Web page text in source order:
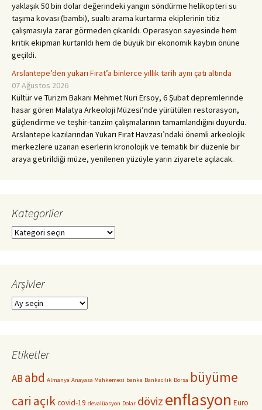
yaklaşık 50 bin dolar değerindeki yangın söndürme helikopteri su
taşıma kovası (bambi), sualtı arama kurtarma ekiplerinin titiz
çalışmasıyla zarar görmeden çıkarıldı. Operasyon sayesinde hem
kritik ekipman kurtarıldı hem de büyük bir ekonomik kaybın önüne
geçildi.
Arslantepe’den yukarı Fırat’a binlerce yıllık tarih aynı çatı altında
07 Ağustos 2026
Kültür ve Turizm Bakanı Mehmet Nuri Ersoy, 6 Şubat depremlerinde
hasar gören Malatya Arkeoloji Müzesi’nde yürütülen restorasyon,
güçlendirme ve teşhir-tanzim çalışmalarının tamamlandığını duyurdu.
Arslantepe kazılarından Yukarı Fırat Havzası’ndaki önemli arkeolojik
merkezlere uzanan eserlerin kronolojik ve tematik bir düzenle bir
araya getirildiği müze, yenilenen yüzüyle yarın ziyarete açılacak.
Kategoriler
Kategoriler
Arşivler
Arşivler
Etiketler
AB abd Almanya Anayasa Mahkemesi banka Bankacılık Borsa büyüme
cari açıkcovid-19 devalüasyon Dolar dövizenflasyon Euro